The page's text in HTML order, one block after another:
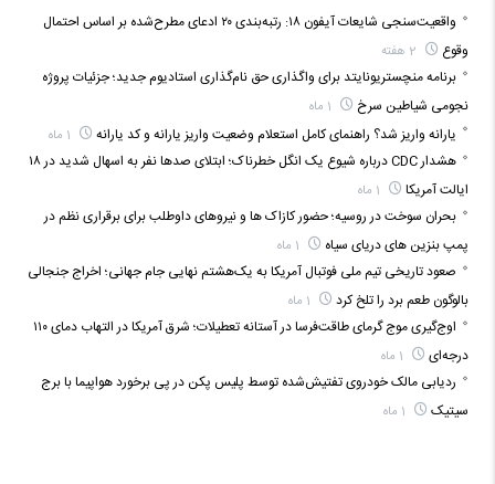
واقعیت‌سنجی شایعات آیفون ۱۸: رتبه‌بندی ۲۰ ادعای مطرح‌شده بر اساس احتمال
وقوع
برنامه منچستریونایتد برای واگذاری حق نام‌گذاری استادیوم جدید؛ جزئیات پروژه
نجومی شیاطین سرخ
یارانه واریز شد؟ راهنمای کامل استعلام وضعیت واریز یارانه و کد یارانه
هشدار CDC درباره شیوع یک انگل خطرناک؛ ابتلای صدها نفر به اسهال شدید در ۱۸
ایالت آمریکا
بحران سوخت در روسیه؛ حضور کازاک‌ ها و نیروهای داوطلب برای برقراری نظم در
پمپ بنزین‌ های دریای سیاه
صعود تاریخی تیم ملی فوتبال آمریکا به یک‌هشتم نهایی جام جهانی؛ اخراج جنجالی
بالوگون طعم برد را تلخ کرد
اوج‌گیری موج گرمای طاقت‌فرسا در آستانه تعطیلات؛ شرق آمریکا در التهاب دمای ۱۱۰
درجه‌ای
ردیابی مالک خودروی تفتیش‌شده توسط پلیس پکن در پی برخورد هواپیما با برج
سیتیک